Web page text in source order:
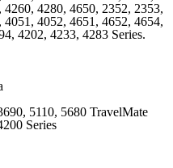
4280, 4650, 2352, 2353,
4052, 4651, 4652, 4654,
4202, 4233, 4283 Series.
5110, 5680 TravelMate
Series